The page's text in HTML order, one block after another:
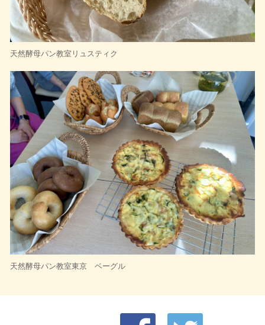
天然酵母パン教室リュスティク
天然酵母パン教室東京 ベーグル